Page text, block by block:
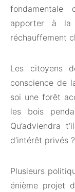
apporter à
réchauffement
Les citoyens
conscience de
soi une forêt
les bois
Qu’adviendra
d’intérêt privés ?
Plusieurs
énième projet